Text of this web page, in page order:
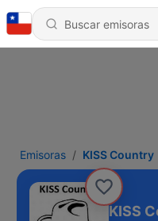
Emisoras KISS Country
KISS